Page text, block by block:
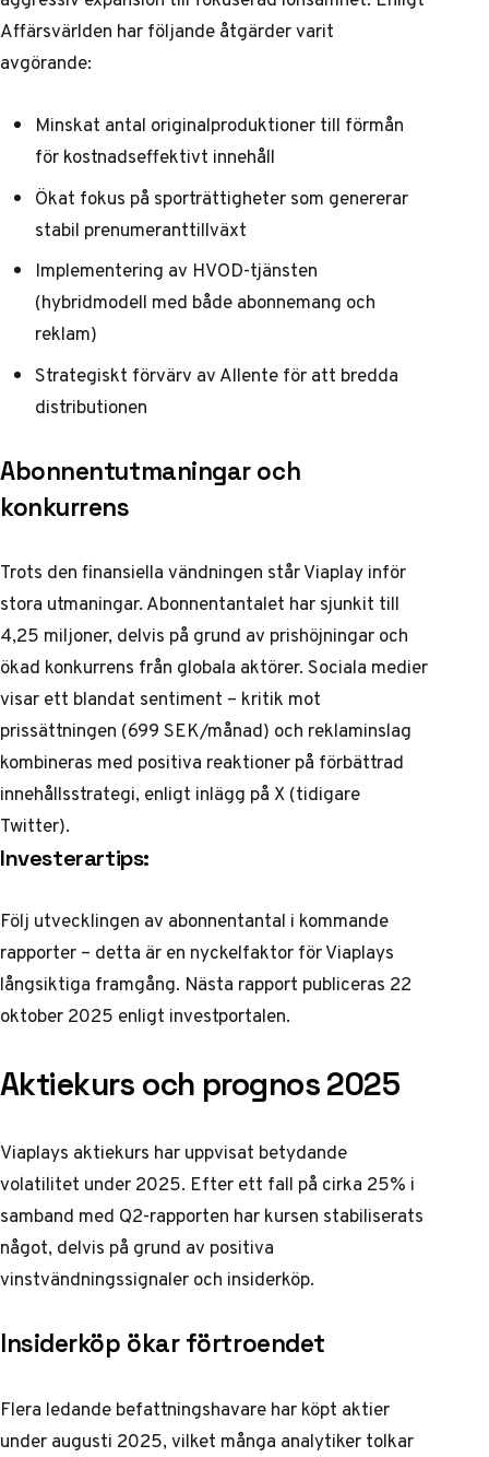
Affärsvärlden har följande åtgärder varit
avgörande:
Minskat antal originalproduktioner till förmån
för kostnadseffektivt innehåll
Ökat fokus på sporträttigheter som genererar
stabil prenumeranttillväxt
Implementering av HVOD-tjänsten
(hybridmodell med både abonnemang och
reklam)
Strategiskt förvärv av Allente för att bredda
distributionen
Abonnentutmaningar och
konkurrens
Trots den finansiella vändningen står Viaplay inför
stora utmaningar. Abonnentantalet har sjunkit till
4,25 miljoner, delvis på grund av prishöjningar och
ökad konkurrens från globala aktörer. Sociala medier
visar ett blandat sentiment – kritik mot
prissättningen (699 SEK/månad) och reklaminslag
kombineras med positiva reaktioner på förbättrad
innehållsstrategi, enligt inlägg på X (tidigare
Twitter).
Investerartips:
Följ utvecklingen av abonnentantal i kommande
rapporter – detta är en nyckelfaktor för Viaplays
långsiktiga framgång. Nästa rapport publiceras 22
oktober 2025 enligt investportalen.
Aktiekurs och prognos 2025
Viaplays aktiekurs har uppvisat betydande
volatilitet under 2025. Efter ett fall på cirka 25% i
samband med Q2-rapporten har kursen stabiliserats
något, delvis på grund av positiva
vinstvändningssignaler och insiderköp.
Insiderköp ökar förtroendet
Flera ledande befattningshavare har köpt aktier
under augusti 2025, vilket många analytiker tolkar